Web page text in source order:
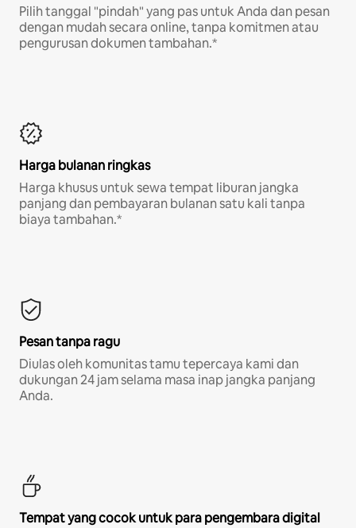
Pilih tanggal "pindah" yang pas untuk Anda dan pesan
dengan mudah secara online, tanpa komitmen atau
pengurusan dokumen tambahan.*
Harga bulanan ringkas
Harga khusus untuk sewa tempat liburan jangka
panjang dan pembayaran bulanan satu kali tanpa
biaya tambahan.*
Pesan tanpa ragu
Diulas oleh komunitas tamu tepercaya kami dan
dukungan 24 jam selama masa inap jangka panjang
Anda.
Tempat yang cocok untuk para pengembara digital